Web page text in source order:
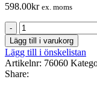
598.00kr ex. moms
CD-
mailcase
100-
pack
mängd
Lägg till i varukorg
Lägg till i önskelistan
Artikelnr: 76060
Share: